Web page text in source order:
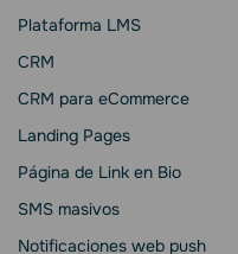
Plataforma LMS
CRM
CRM para eCommerce
Landing Pages
Página de Link en Bio
SMS masivos
Notificaciones web push